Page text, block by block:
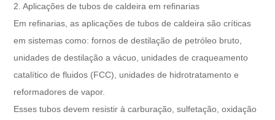
2. Aplicações de tubos de caldeira em refinarias
Em refinarias, as aplicações de tubos de caldeira são críticas
em sistemas como: fornos de destilação de petróleo bruto,
unidades de destilação a vácuo, unidades de craqueamento
catalítico de fluidos (FCC), unidades de hidrotratamento e
reformadores de vapor.
Esses tubos devem resistir à carburação, sulfetação, oxidação